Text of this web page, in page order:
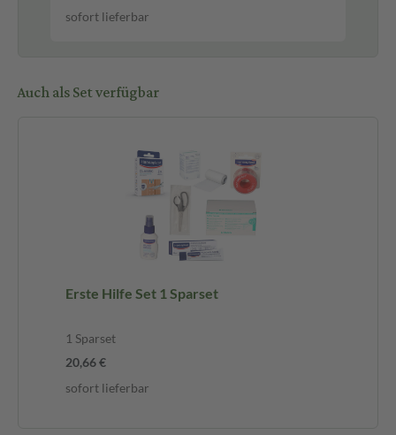
sofort lieferbar
Auch als Set verfügbar
Erste Hilfe Set 1 Sparset
1 Sparset
20,66 €
sofort lieferbar